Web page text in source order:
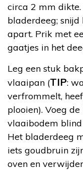
circa 2 mm
bladerdeeg;
apart. Prik met
gaatjes in het
Leg een stuk
vlaaipan (TIP:
verfrommelt,
plooien). Voeg
vlaaibodem blind
Het bladerdeeg
iets goudbruin
oven en